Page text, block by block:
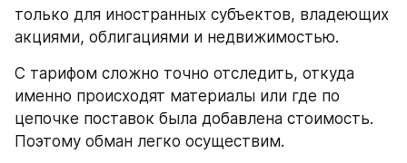
только для иностранных субъектов, владеющих
акциями, облигациями и недвижимостью.
С тарифом сложно точно отследить, откуда
именно происходят материалы или где по
цепочке поставок была добавлена стоимость.
Поэтому обман легко осуществим.